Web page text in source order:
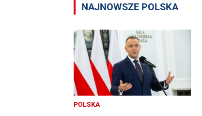
NAJNOWSZE POLSKA
POLSKA